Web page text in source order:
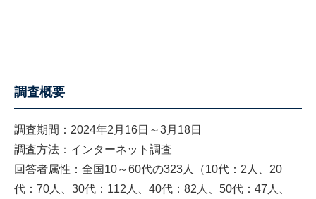
調査概要
調査期間：2024年2月16日～3月18日
調査方法：インターネット調査
回答者属性：全国10～60代の323人（10代：2人、20
代：70人、30代：112人、40代：82人、50代：47人、